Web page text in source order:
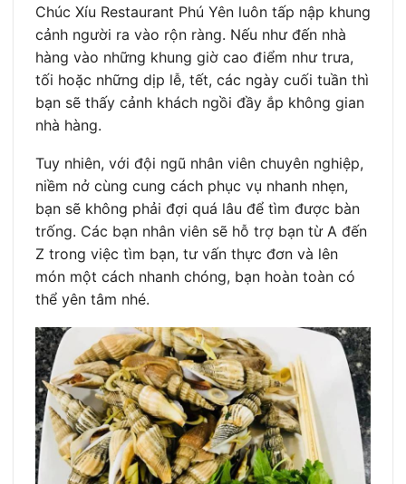
Chúc Xíu Restaurant Phú Yên luôn tấp nập khung
cảnh người ra vào rộn ràng. Nếu như đến nhà
hàng vào những khung giờ cao điểm như trưa,
tối hoặc những dịp lễ, tết, các ngày cuối tuần thì
bạn sẽ thấy cảnh khách ngồi đầy ắp không gian
nhà hàng.
Tuy nhiên, với đội ngũ nhân viên chuyên nghiệp,
niềm nở cùng cung cách phục vụ nhanh nhẹn,
bạn sẽ không phải đợi quá lâu để tìm được bàn
trống. Các bạn nhân viên sẽ hỗ trợ bạn từ A đến
Z trong việc tìm bạn, tư vấn thực đơn và lên
món một cách nhanh chóng, bạn hoàn toàn có
thể yên tâm nhé.